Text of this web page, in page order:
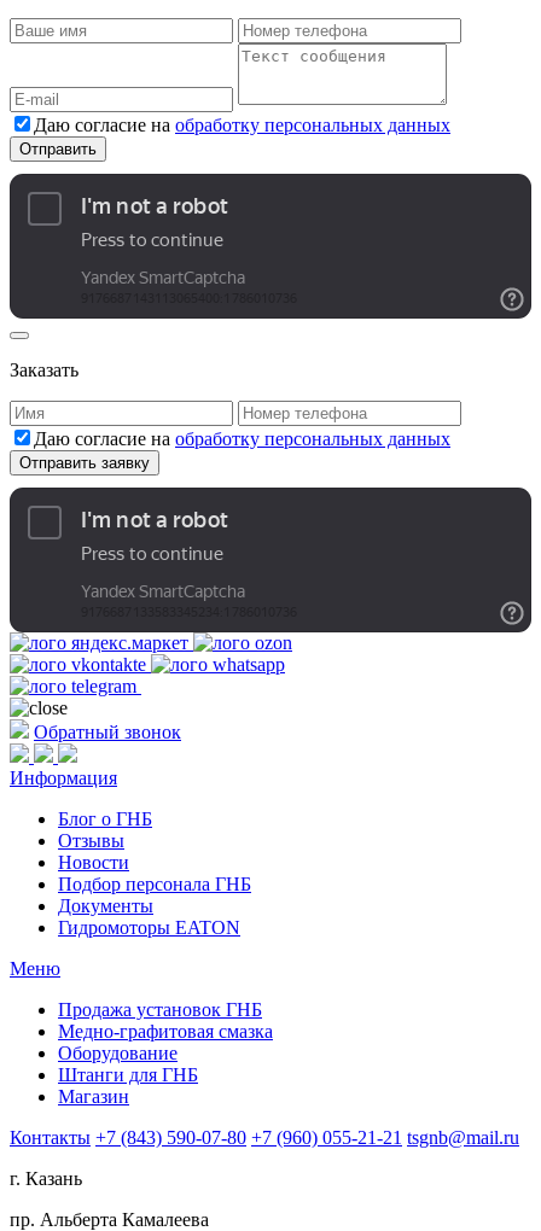
Даю согласие на обработку персональных данных
Заказать
Даю согласие на обработку персональных данных
Обратный звонок
Информация
Блог о ГНБ
Отзывы
Новости
Подбор персонала ГНБ
Документы
Гидромоторы EATON
Меню
Продажа установок ГНБ
Медно-графитовая смазка
Оборудование
Штанги для ГНБ
Магазин
Контакты +7 (843) 590-07-80 +7 (960) 055-21-21 tsgnb@mail.ru
г. Казань
пр. Альберта Камалеева